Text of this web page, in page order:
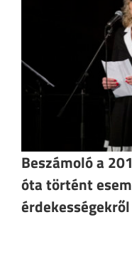
Beszámoló a
óta történt
érdekességekről